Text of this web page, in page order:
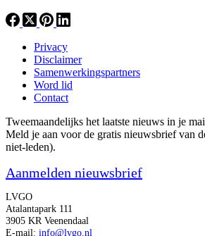
Privacy
Disclaimer
Samenwerkingspartners
Word lid
Contact
Tweemaandelijks het laatste nieuws in je
Meld je aan voor de gratis nieuwsbrief van
niet-leden).
Aanmelden nieuwsbrief
LVGO
Atalantapark 111
3905 KR Veenendaal
E-mail: info@lvgo.nl